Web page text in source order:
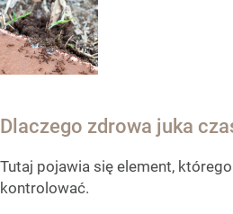
Dlaczego zdrowa juka
Tutaj pojawia się element,
kontrolować.